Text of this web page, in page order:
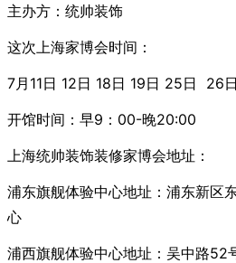
主办方：统帅装饰
这次上海家博会时间：
7月11日 12日 18日 19日 25日 26日
开馆时间：早9：00-晚20:00
上海统帅装饰装修家博会地址：
浦东旗舰体验中心地址：浦东新区
心
浦西旗舰体验中心地址：吴中路52